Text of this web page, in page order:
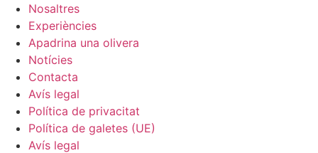
Nosaltres
Experiències
Apadrina una olivera
Notícies
Contacta
Avís legal
Política de privacitat
Política de galetes (UE)
Avís legal